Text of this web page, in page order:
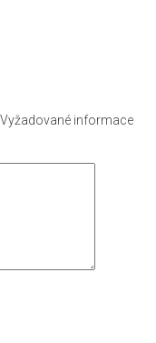
Vyžadované informace